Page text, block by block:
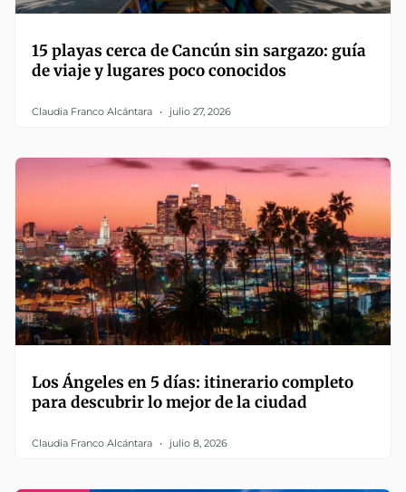
15 playas cerca de Cancún sin sargazo: guía
de viaje y lugares poco conocidos
Claudia Franco Alcántara julio 27, 2026
Los Ángeles en 5 días: itinerario completo
para descubrir lo mejor de la ciudad
Claudia Franco Alcántara julio 8, 2026